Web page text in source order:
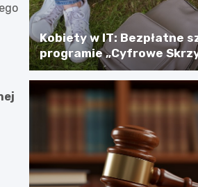
Kobiety w IT: Bezpłatne
programie „Cyfrowe